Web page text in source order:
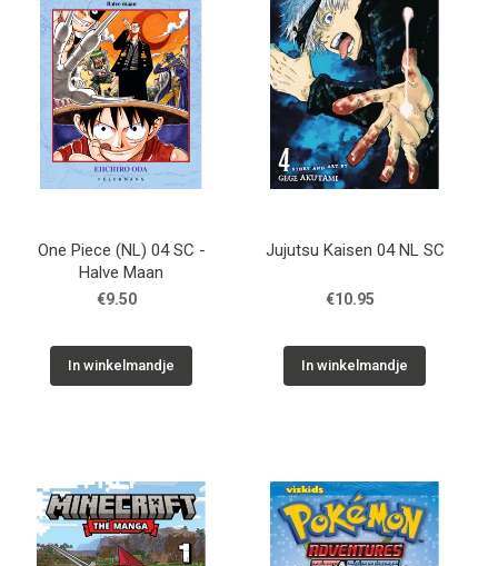
One Piece (NL) 04 SC -
Halve Maan
€9.50
In winkelmandje
Jujutsu Kaisen 04 NL SC
€10.95
In winkelmandje